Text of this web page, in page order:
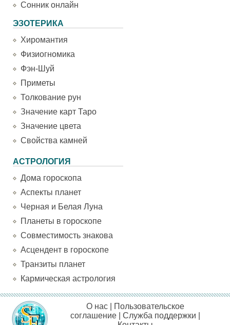
Сонник онлайн
ЭЗОТЕРИКА
Хиромантия
Физиогномика
Фэн-Шуй
Приметы
Толкование рун
Значение карт Таро
Значение цвета
Свойства камней
АСТРОЛОГИЯ
Дома гороскопа
Аспекты планет
Черная и Белая Луна
Планеты в гороскопе
Совместимость знакова
Асцендент в гороскопе
Транзиты планет
Кармическая астрология
О нас
Пользовательское
соглашение |Служба поддержки